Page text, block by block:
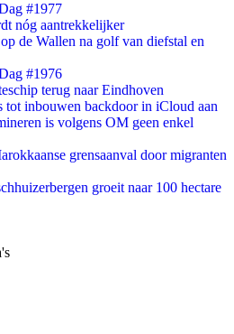
#1977
nóg aantrekkelijker
de Wallen na golf van diefstal en
#1976
terug naar Eindhoven
tot inbouwen backdoor in iCloud aan
is volgens OM geen enkel
grensaanval door migranten
groeit naar 100 hectare